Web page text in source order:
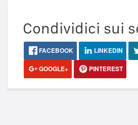
Condividici sui
FACEBOOK LINKEDIN
GOOGLE+
PINTEREST